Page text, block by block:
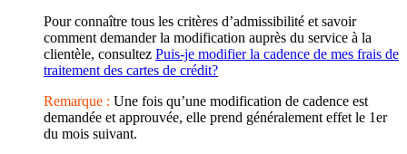
Pour connaître tous les critères d’admissibilité et savoir
comment demander la modification auprès du service à la
clientèle, consultez Puis-je modifier la cadence de mes frais de
traitement des cartes de crédit?
Remarque : Une fois qu’une modification de cadence est
demandée et approuvée, elle prend généralement effet le 1er
du mois suivant.